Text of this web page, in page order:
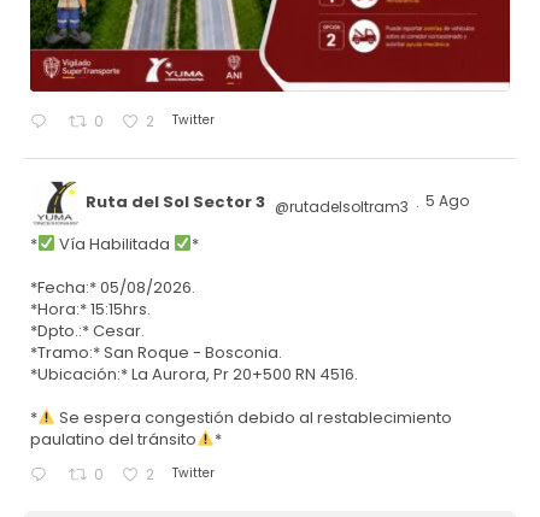
0 2 Twitter
Ruta del Sol Sector 3 @rutadelsoltram3 · 5 Ago
* Vía Habilitada
*
*Fecha:* 05/08/2026.
*Hora:* 15:15hrs.
*Dpto.:* Cesar.
*Tramo:* San Roque - Bosconia.
*Ubicación:* La Aurora, Pr 20+500 RN 4516.
*
Se espera congestión debido al restablecimiento
paulatino del tránsito
*
0 2 Twitter